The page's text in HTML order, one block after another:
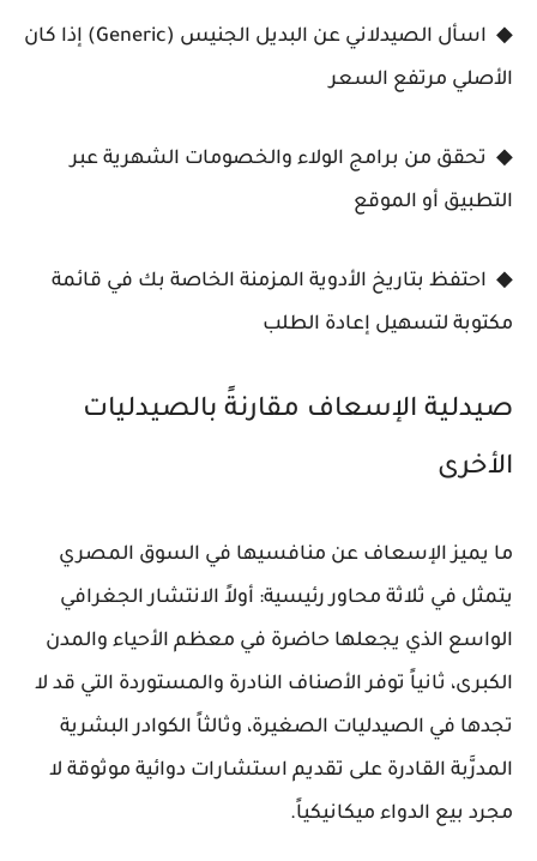
◆ اسأل الصيدلاني عن البديل الجنيس (Generic) إذا كان
الأصلي مرتفع السعر
◆ تحقق من برامج الولاء والخصومات الشهرية عبر
التطبيق أو الموقع
◆ احتفظ بتاريخ الأدوية المزمنة الخاصة بك في قائمة
مكتوبة لتسهيل إعادة الطلب
صيدلية الإسعاف مقارنةً بالصيدليات
الأخرى
ما يميز الإسعاف عن منافسيها في السوق المصري
يتمثل في ثلاثة محاور رئيسية: أولاً الانتشار الجغرافي
الواسع الذي يجعلها حاضرة في معظم الأحياء والمدن
الكبرى، ثانياً توفر الأصناف النادرة والمستوردة التي قد لا
تجدها في الصيدليات الصغيرة، وثالثاً الكوادر البشرية
المدرَّبة القادرة على تقديم استشارات دوائية موثوقة لا
مجرد بيع الدواء ميكانيكياً.